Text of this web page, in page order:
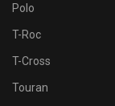
Polo
T-Roc
T-Cross
Touran